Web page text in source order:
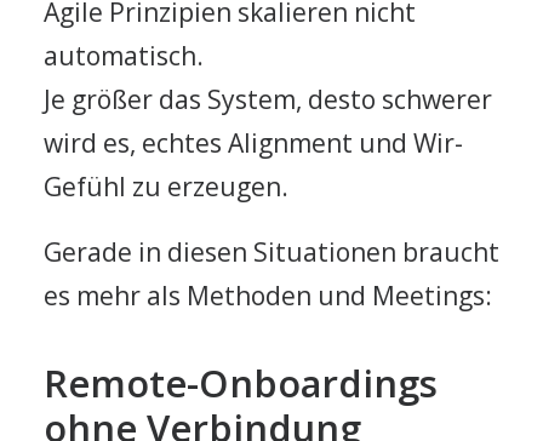
Agile Prinzipien skalieren nicht
automatisch.
Je größer das System, desto schwerer
wird es, echtes Alignment und Wir-
Gefühl zu erzeugen.
Gerade in diesen Situationen braucht
es mehr als Methoden und Meetings:
Remote-Onboardings
ohne Verbindung